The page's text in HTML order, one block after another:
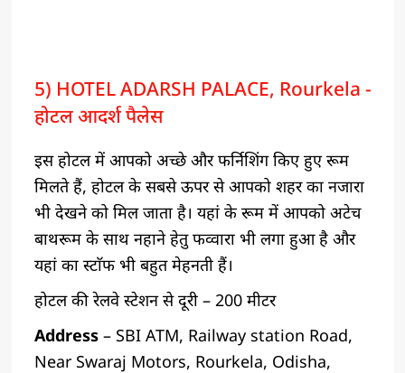
5) HOTEL ADARSH PALACE, Rourkela -
होटल आदर्श पैलेस
इस होटल में आपको अच्छे और फर्निशिंग किए हुए रूम
मिलते हैं, होटल के सबसे ऊपर से आपको शहर का नजारा
भी देखने को मिल जाता है। यहां के रूम में आपको अटेच
बाथरूम के साथ नहाने हेतु फव्वारा भी लगा हुआ है और
यहां का स्टाॅफ भी बहुत मेहनती हैं।
होटल की रेलवे स्टेशन से दूरी – 200 मीटर
Address– SBI ATM, Railway station Road,
Near Swaraj Motors, Rourkela, Odisha,